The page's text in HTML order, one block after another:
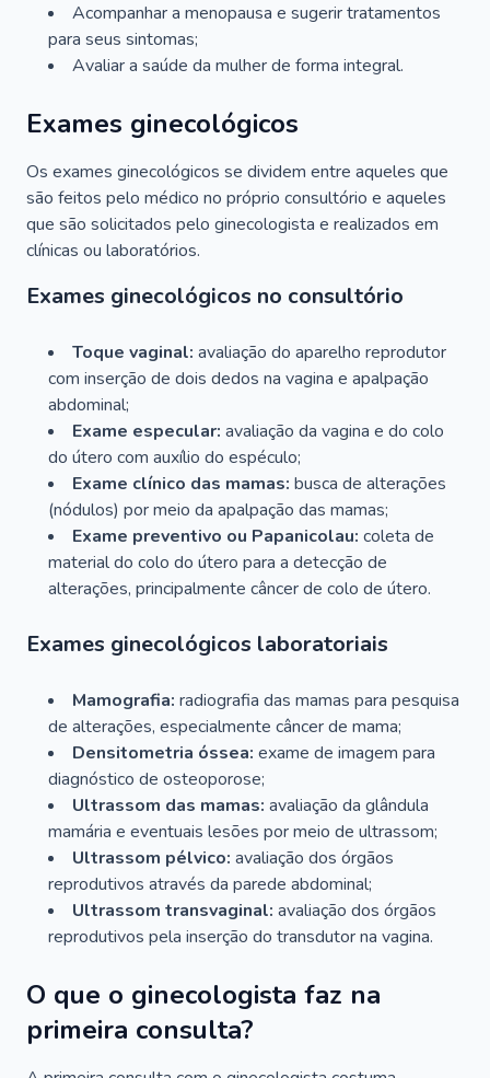
Acompanhar a menopausa e sugerir tratamentos
para seus sintomas;
Avaliar a saúde da mulher de forma integral.
Exames ginecológicos
Os exames ginecológicos se dividem entre aqueles que
são feitos pelo médico no próprio consultório e aqueles
que são solicitados pelo ginecologista e realizados em
clínicas ou laboratórios.
Exames ginecológicos no consultório
Toque vaginal: avaliação do aparelho reprodutor
com inserção de dois dedos na vagina e apalpação
abdominal;
Exame especular: avaliação da vagina e do colo
do útero com auxílio do espéculo;
Exame clínico das mamas: busca de alterações
(nódulos) por meio da apalpação das mamas;
Exame preventivo ou Papanicolau: coleta de
material do colo do útero para a detecção de
alterações, principalmente câncer de colo de útero.
Exames ginecológicos laboratoriais
Mamografia: radiografia das mamas para pesquisa
de alterações, especialmente câncer de mama;
Densitometria óssea: exame de imagem para
diagnóstico de osteoporose;
Ultrassom das mamas: avaliação da glândula
mamária e eventuais lesões por meio de ultrassom;
Ultrassom pélvico: avaliação dos órgãos
reprodutivos através da parede abdominal;
Ultrassom transvaginal: avaliação dos órgãos
reprodutivos pela inserção do transdutor na vagina.
O que o ginecologista faz na
primeira consulta?